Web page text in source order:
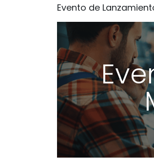
Evento de